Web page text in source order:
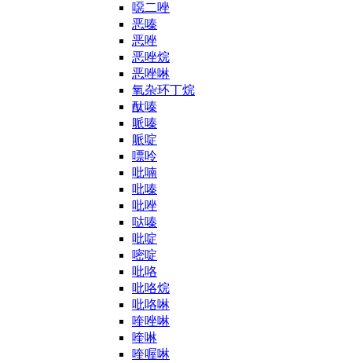
噁二唑
恶嗪
恶唑
恶唑烷
恶唑啉
氧杂环丁烷
酞嗪
哌嗪
哌啶
嘌呤
吡喃
吡嗪
吡唑
哒嗪
吡啶
嘧啶
吡咯
吡咯烷
吡咯啉
喹唑啉
喹啉
喹喔啉